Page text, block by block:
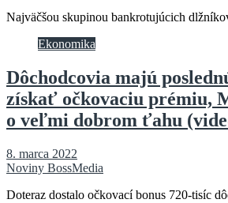
Najväčšou skupinou bankrotujúcich
Ekonomika
Dôchodcovia majú
získať očkovaciu prémiu,
o veľmi dobrom ťahu
8. marca 2022
Noviny BossMedia
Doteraz dostalo očkovací bonus 720-tisíc